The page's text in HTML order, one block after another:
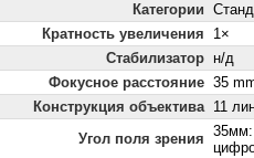
Категории
Кратность увеличения
1×
Стабилизатор н/д
Фокусное расстояние 35
Конструкция объектива 11
Угол поля зрения 35мм: